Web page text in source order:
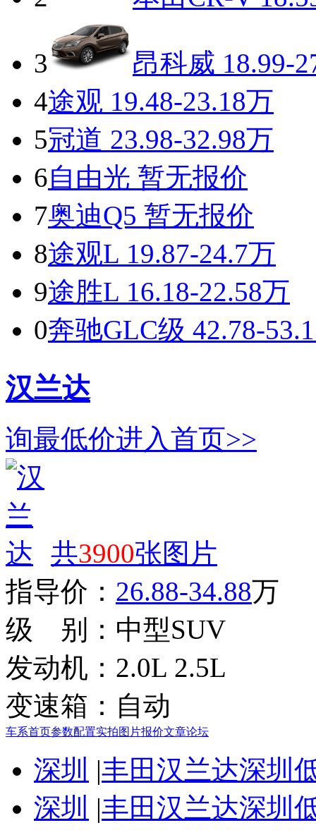
3 昂科威 18.99-
4途观 19.48-23.18万
5冠道 23.98-32.98万
6自由光 暂无报价
7奥迪Q5 暂无报价
8途观L 19.87-24.7万
9途胜L 16.18-22.58万
0奔驰GLC级 42.78-
汉兰达
询最低价进入首页>>
共3900张图片
指导价： 26.88-34.88万
级 别： 中型SUV
发动机： 2.0L 2.5L
变速箱： 自动
车系首页参数配置实拍图片报价文章论坛
深圳 |丰田汉兰达深圳
深圳 |丰田汉兰达深圳